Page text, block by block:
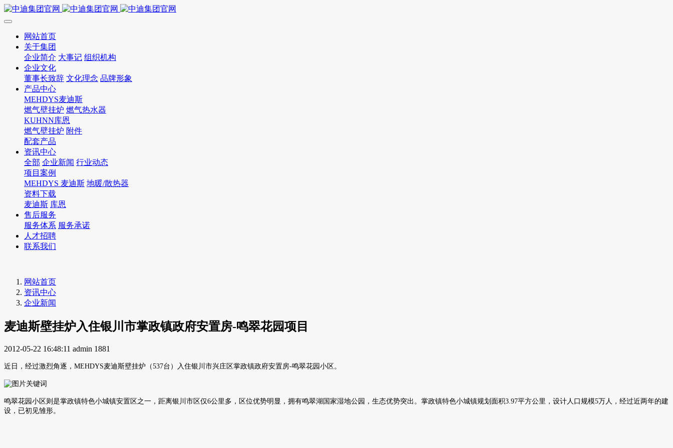
网站首页
关于集团
企业简介 大事记 组织机构
企业文化
董事长致辞 文化理念 品牌形象
产品中心
MEHDYS麦迪斯
燃气壁挂炉 燃气热水器
KUHNN库恩
燃气壁挂炉 附件
配套产品
资讯中心
全部 企业新闻 行业动态
项目案例
MEHDYS 麦迪斯 地暖/散热器
资料下载
麦迪斯 库恩
售后服务
服务体系 服务承诺
人才招聘
联系我们
网站首页
资讯中心
企业新闻
麦迪斯壁挂炉入住银川市掌政镇政府安置房-鸣翠花园项目
2012-05-22 16:48:11 admin 1881
近日，经过激烈角逐，MEHDYS麦迪斯壁挂炉（537台）入住银川市兴庄区掌政镇政府安置房-鸣翠花园小区。
鸣翠花园小区则是掌政镇特色小城镇安置区之一，距离银川市区仅6公里多，区位优势明显，拥有鸣翠湖国家湿地公园，生态优势突出。掌政镇特色小城镇规划面积3.97平方公里，设计人口规模5万人，经过近两年的建
设，已初见雏形。